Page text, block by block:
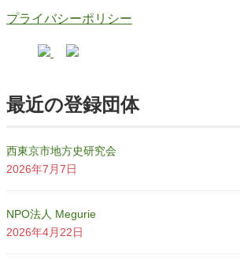
プライバシーポリシー
最近の登録団体
西東京市地方史研究会
2026年7月7日
NPO法人 Megurie
2026年4月22日